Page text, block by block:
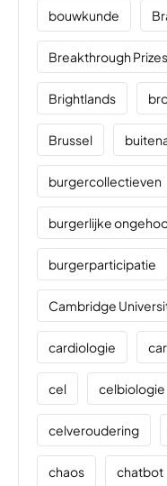
bouwkunde
Breakthrough Prizes
Brightlands
Brussel
burgercollectieven
burgerlijke
burgerparticipatie
Cambridge
cardiologie
cel celbiologie
celveroudering
chaos chatbot